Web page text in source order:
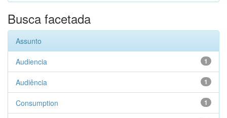
Busca facetada
Assunto
1
Audiencia
1
Audiência
1
Consumption